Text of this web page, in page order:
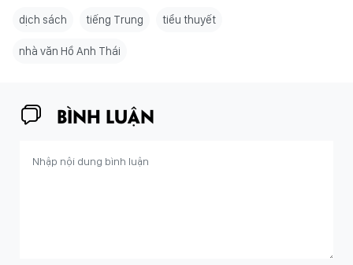
dịch sách tiếng Trung tiểu thuyết
nhà văn Hồ Anh Thái
BÌNH LUẬN